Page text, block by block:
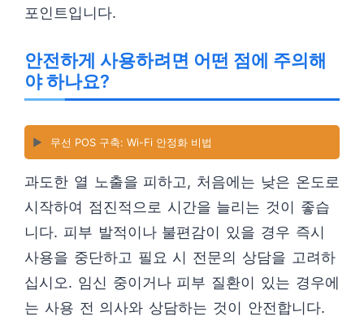
포인트입니다.
안전하게 사용하려면 어떤 점에 주의해
야 하나요?
▶️ 무선 POS 구축: Wi-Fi 안정화 비법
과도한 열 노출을 피하고, 처음에는 낮은 온도로
시작하여 점진적으로 시간을 늘리는 것이 좋습
니다. 피부 발적이나 불편감이 있을 경우 즉시
사용을 중단하고 필요 시 전문의 상담을 고려하
십시오. 임신 중이거나 피부 질환이 있는 경우에
는 사용 전 의사와 상담하는 것이 안전합니다.